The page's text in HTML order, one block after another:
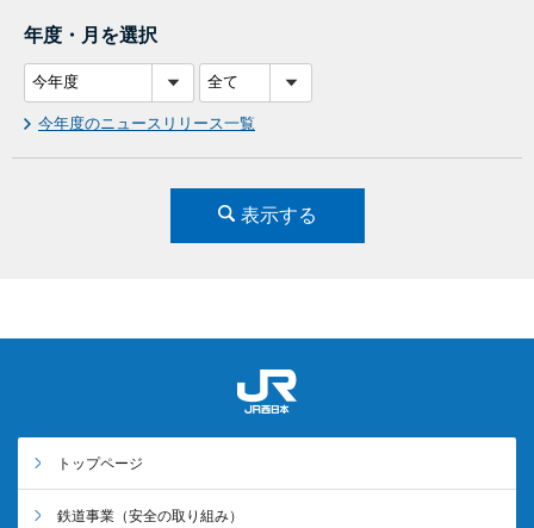
年度・月を選択
今年度のニュースリリース一覧
表示する
トップページ
鉄道事業 （安全の取り組み）